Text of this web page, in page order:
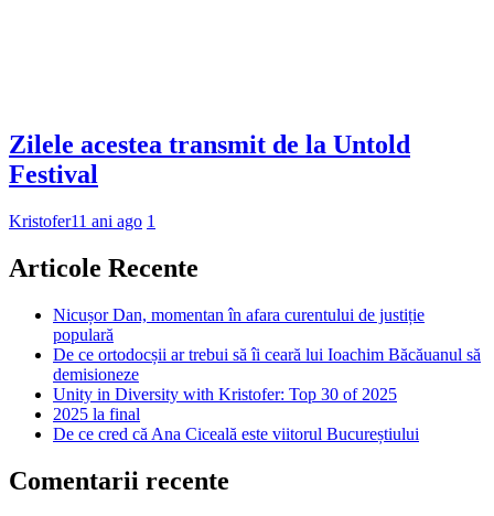
Zilele acestea transmit de la Untold
Festival
Kristofer11 ani ago 1
Articole Recente
Nicușor Dan, momentan în afara curentului de justiție
populară
De ce ortodocșii ar trebui să îi ceară lui Ioachim Băcăuanul să
demisioneze
Unity in Diversity with Kristofer: Top 30 of 2025
2025 la final
De ce cred că Ana Ciceală este viitorul Bucureștiului
Comentarii recente